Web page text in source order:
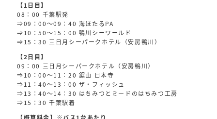
【1日目】
08：00 千葉駅発
⇒09：00〜09：40 海ほたるPA
⇒10：50〜15：00 鴨川シーワールド
⇒15：30 三日月シーパークホテル（安房鴨川）
【2日目】
09：00 三日月シーパークホテル（安房鴨川）
⇒10：00〜11：20 鋸山 日本寺
⇒11：40〜13：00 ザ・フィッシュ
⇒13：40〜14：30 はちみつとミードのはちみつ工房
⇒15：30 千葉駅着
【概算料金】※バス1台あたり